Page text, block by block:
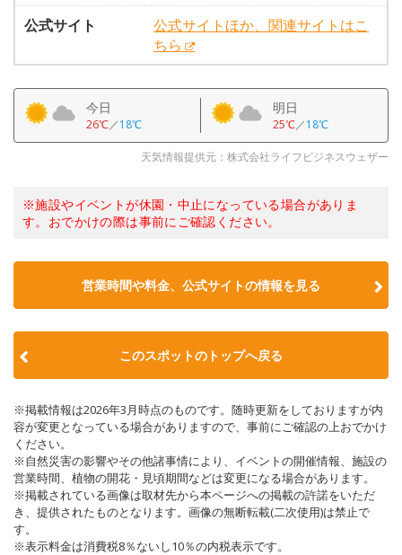
公式サイト
公式サイトほか、関連サイトはこ
ちら
今日
26℃／18℃
明日
25℃／18℃
天気情報提供元：株式会社ライフビジネスウェザー
※施設やイベントが休園・中止になっている場合がありま
す。おでかけの際は事前にご確認ください。
営業時間や料金、公式サイトの情報を見る
このスポットのトップへ戻る
※掲載情報は2026年3月時点のものです。随時更新をしておりますが内
容が変更となっている場合がありますので、事前にご確認の上おでかけ
ください。
※自然災害の影響やその他諸事情により、イベントの開催情報、施設の
営業時間、植物の開花・見頃期間などは変更になる場合があります。
※掲載されている画像は取材先から本ページへの掲載の許諾をいただ
き、提供されたものとなります。画像の無断転載(二次使用)は禁止で
す。
※表示料金は消費税8％ないし10％の内税表示です。